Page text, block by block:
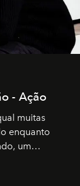
- Ação
muitas
enquanto
um
muitos